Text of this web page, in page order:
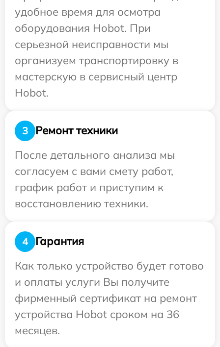
удобное время для осмотра
оборудования Hobot. При
серьезной неисправности мы
организуем транспортировку в
мастерскую в сервисный центр
Hobot.
3
Ремонт техники
После детального анализа мы
согласуем с вами смету работ,
график работ и приступим к
восстановлению техники.
4
Гарантия
Как только устройство будет готово
и оплаты услуги Вы получите
фирменный сертификат на ремонт
устройства Hobot сроком на 36
месяцев.